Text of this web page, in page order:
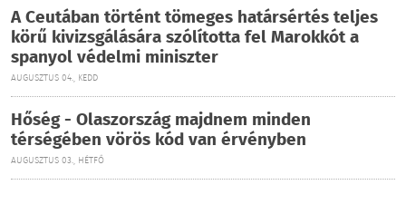
A Ceutában történt tömeges határsértés teljes
körű kivizsgálására szólította fel Marokkót a
spanyol védelmi miniszter
AUGUSZTUS 04., KEDD
Hőség - Olaszország majdnem minden
térségében vörös kód van érvényben
AUGUSZTUS 03., HÉTFŐ